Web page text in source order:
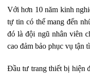
Với hơn 10 năm kinh
tự tin có thể mang đến
đó là đội ngũ nhân viên
cao đảm bảo phục vụ tận
Đầu tư trang thiết bị hiện